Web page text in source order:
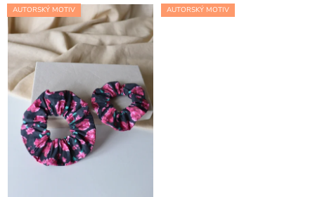
AUTORSKÝ MOTIV AUTORSKÝ MOTIV